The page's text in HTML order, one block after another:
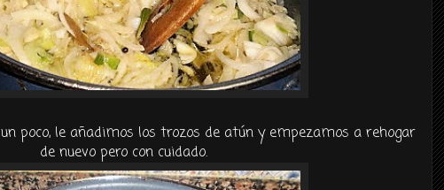
un poco, le añadimos los trozos de atún y empezamos a rehogar
de nuevo pero con cuidado.